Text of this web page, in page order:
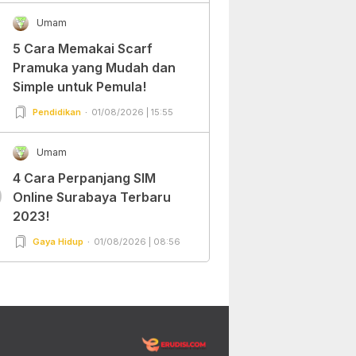
Umam
5 Cara Memakai Scarf
Pramuka yang Mudah dan
Simple untuk Pemula!
Pendidikan 01/08/2026 | 15:55
Umam
4 Cara Perpanjang SIM
Online Surabaya Terbaru
2023!
Gaya Hidup 01/08/2026 | 08:56